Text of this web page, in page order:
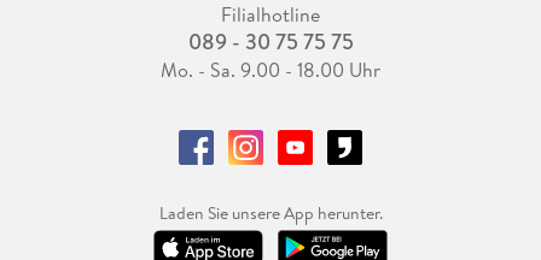
Filialhotline
089 - 30 75 75 75
Mo. - Sa. 9.00 - 18.00 Uhr
Laden Sie unsere App herunter.